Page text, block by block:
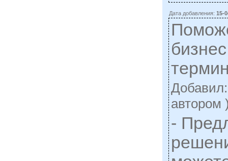
Дата добавления:15-
автором
-